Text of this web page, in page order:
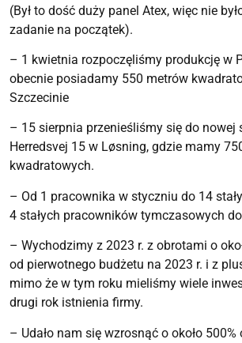
(Był to dość duży panel Atex, więc nie
zadanie na początek).
– 1 kwietnia rozpoczęliśmy produkcję w
obecnie posiadamy 550 metrów
Szczecinie
– 15 sierpnia przenieśliśmy się do nowej
Herredsvej 15 w Løsning, gdzie mamy
kwadratowych.
– Od 1 pracownika w styczniu do 14
4 stałych pracowników tymczasowych
– Wychodzimy z 2023 r. z obrotami o
od pierwotnego budżetu na 2023 r. i z
mimo że w tym roku mieliśmy wiele
drugi rok istnienia firmy.
– Udało nam się wzrosnąć o około 500%